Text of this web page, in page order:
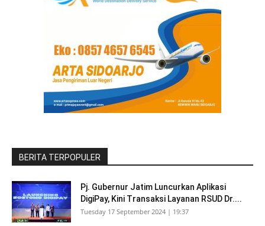
BERITA TERPOPULER
Pj. Gubernur Jatim Luncurkan Aplikasi
DigiPay, Kini Transaksi Layanan RSUD Dr....
Tuesday 17 September 2024 | 19:37